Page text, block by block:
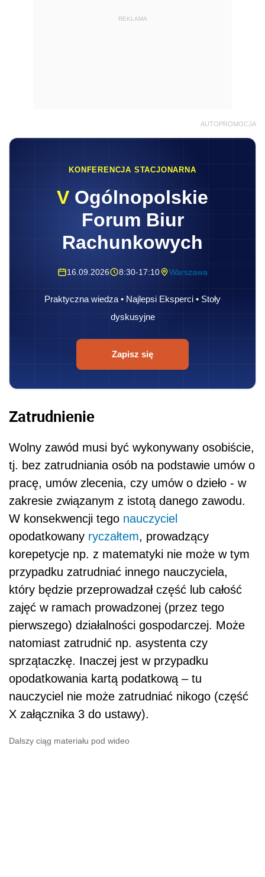
REKLAMA
AUTOPROMOCJA
KONFERENCJA STACJONARNA
V Ogólnopolskie
Forum Biur
Rachunkowych
16.09.2026 8:30-17:10 Warszawa
Praktyczna wiedza • Najlepsi Eksperci • Stoły
dyskusyjne
Zapisz się
Zatrudnienie
Wolny zawód musi być wykonywany osobiście,
tj. bez zatrudniania osób na podstawie umów o
pracę, umów zlecenia, czy umów o dzieło - w
zakresie związanym z istotą danego zawodu.
W konsekwencji tego nauczyciel
opodatkowany ryczałtem, prowadzący
korepetycje np. z matematyki nie może w tym
przypadku zatrudniać innego nauczyciela,
który będzie przeprowadzał część lub całość
zajęć w ramach prowadzonej (przez tego
pierwszego) działalności gospodarczej. Może
natomiast zatrudnić np. asystenta czy
sprzątaczkę. Inaczej jest w przypadku
opodatkowania kartą podatkową – tu
nauczyciel nie może zatrudniać nikogo (część
X załącznika 3 do ustawy).
Dalszy ciąg materiału pod wideo